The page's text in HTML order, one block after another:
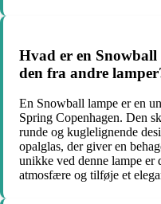
Hvad er en
den fra andre
En Snowball lampe er en
Spring Copenhagen. Den
runde og kuglelignende
opalglas, der giver en
unikke ved denne lampe er
atmosfære og tilføje et